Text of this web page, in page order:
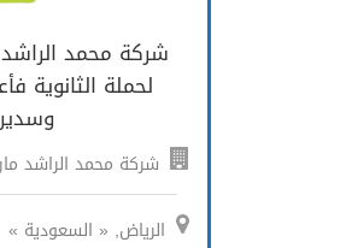
لحملة الثانوية
شركة محمد الراشد
الرياض, « السعودية »